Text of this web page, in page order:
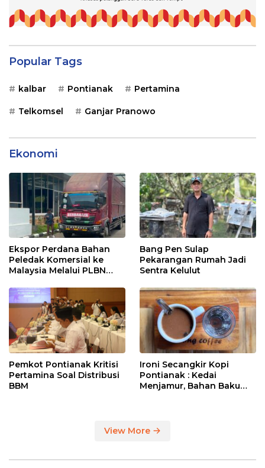
Popular Tags
kalbar Pontianak Pertamina
Telkomsel Ganjar Pranowo
Ekonomi
Ekspor Perdana Bahan
Peledak Komersial ke
Malaysia Melalui PLBN
Bang Pen Sulap
Pekarangan Rumah Jadi
Sentra Kelulut
Pemkot Pontianak Kritisi
Pertamina Soal Distribusi
BBM
Ironi Secangkir Kopi
Pontianak : Kedai
Menjamur, Bahan Baku
View More